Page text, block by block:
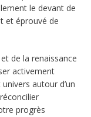
le devant de
et éprouvé de
et de la renaissance
activement
autour d’un
progrès